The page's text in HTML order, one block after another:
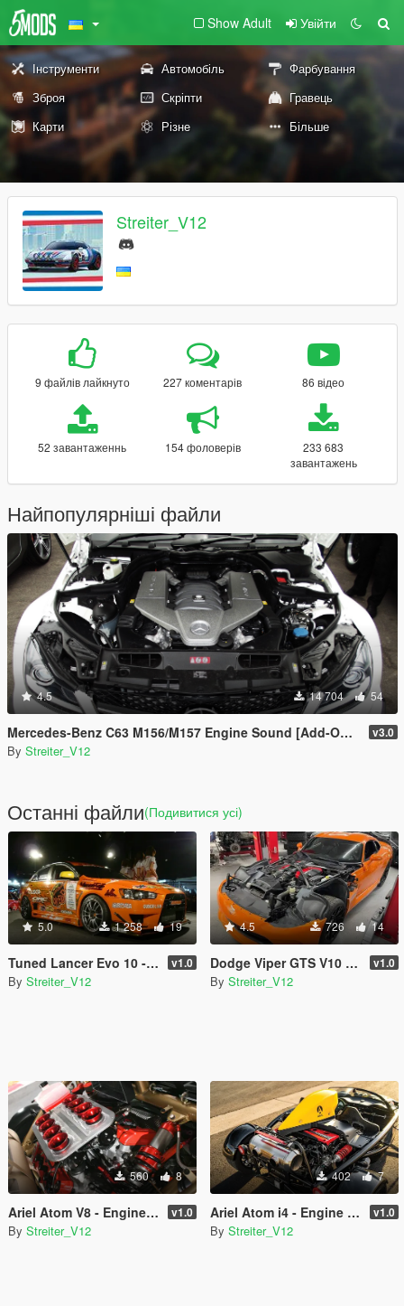
Show Adult Увійти
Інструменти Автомобіль
Фарбування
Зброя
Скріпти
Гравець
Карти
Різне Більше
Streiter_V12
9 файлів лайкнуто 227 коментарів 86 відео
52 завантаженнь 154 фоловерів
233 683
завантажень
Найпопулярніші файли
4.5 14 704 54
Mercedes-Benz C63 M156/M157 Engine Sound [Add-On / FiveM | Sound] v3.0
By Streiter_V12
Останні файли(Подивитися усі)
5.0 1 258 19
Tuned Lancer Evo 10 - Engine Sound [Add-On / FiveM | Sound] v1.0
By Streiter_V12
4.5 726 14
Dodge Viper GTS V10 8.4L - Engine Sound [Add-On / FiveM | Sound] v1.0
By Streiter_V12
560 8
Ariel Atom V8 - Engine Sound [Add-On / FiveM | Sound] v1.0
By Streiter_V12
402 7
Ariel Atom i4 - Engine Sound [Add-On / FiveM | Sound] v1.0
By Streiter_V12